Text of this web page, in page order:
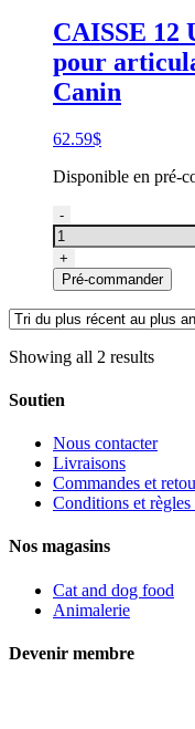
santé
des
articulations,
Blue
True
12.5
(354g)
CAISSE 12
pour
Canin
62.59$
Disponible en pré-
quantité
de
CAISSE
12
UNITÉS,
Conserve
soin
articulations
pour
pâté
sauce
Royal
canin,
385g
-
+
Pré-commander
Showing all 2 results
Soutien
Nous contacter
Livraisons
Commandes et
Conditions et règles
Nos magasins
Cat and dog food
Animalerie
Devenir membre